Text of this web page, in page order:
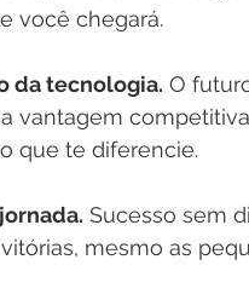
você chegará.
da tecnologia. O
vantagem
que te diferencie.
Sucesso sem
mesmo as